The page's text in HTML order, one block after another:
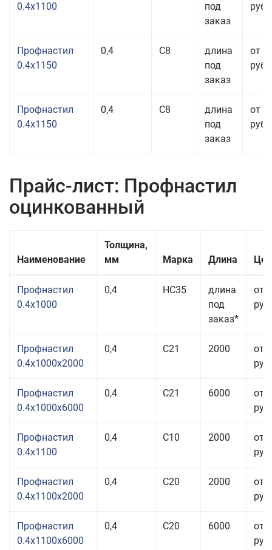
0.4x1100
под
заказ
руб.
Профнастил
0.4x1150
0,4 С8
длина
под
заказ
от
руб.
Профнастил
0.4x1150
0,4 С8
длина
под
заказ
от
руб.
Прайс-лист: Профнастил
оцинкованный
Наименование
Толщина,
мм
Марка Длина
Профнастил
0.4x1000
0,4 НС35
длина
под
заказ*
от
руб.
Профнастил
0.4x1000x2000
0,4 С21 2000
от
руб.
Профнастил
0.4x1000x6000
0,4 С21 6000
от
руб.
Профнастил
0.4x1100
0,4 С10 2000
от
руб.
Профнастил
0.4x1100x2000
0,4 С20 2000
от
руб.
Профнастил
0.4x1100x6000
0,4 С20 6000
от
руб.